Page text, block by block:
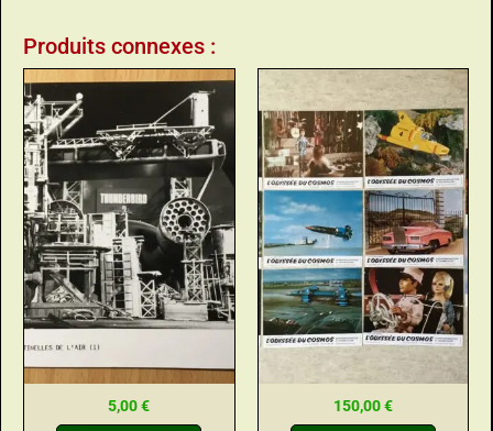
Produits connexes :
5,00€ 150,00€